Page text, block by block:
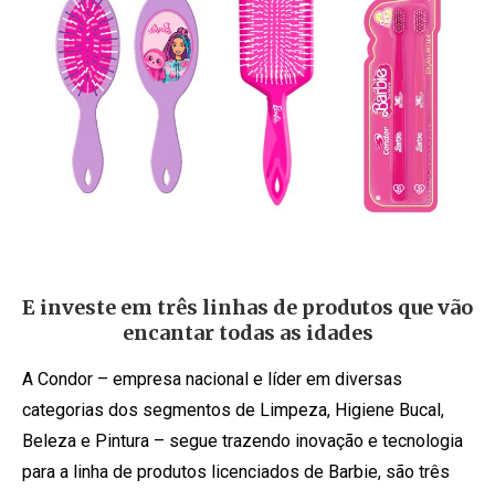
E investe em três linhas de produtos que vão
encantar todas as idades
A Condor – empresa nacional e líder em diversas
categorias dos segmentos de Limpeza, Higiene Bucal,
Beleza e Pintura – segue trazendo inovação e tecnologia
para a linha de produtos licenciados de Barbie, são três